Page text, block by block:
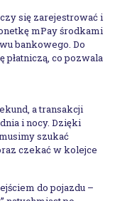
się zarejestrować i
mPay środkami
bankowego. Do
płatniczą, co pozwala
a transakcji
i nocy. Dzięki
szukać
czekać w kolejce
do pojazdu –